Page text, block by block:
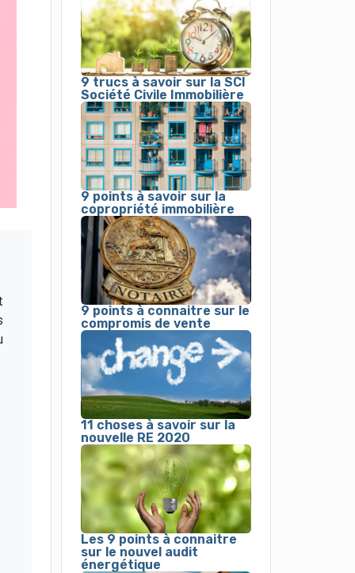
9 trucs à savoir sur la SCI
Société Civile Immobilière
9 points à savoir sur la
copropriété immobilière
9 points à connaitre sur le
compromis de vente
11 choses à savoir sur la
nouvelle RE 2020
Les 9 points à connaitre
sur le nouvel audit
énergétique